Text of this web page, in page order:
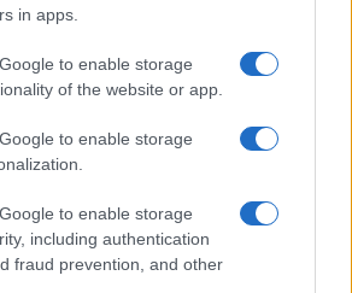
in apps.
to enable storage
of the website or app.
to enable storage
to enable storage
including authentication
fraud prevention, and other
e avaliação de desempenho
do que uma simples entrevista
avaliação de desempenho do
como plataforma para a sua
de Desempenho proporciona as
para tirar todo o partido da
desempenho.